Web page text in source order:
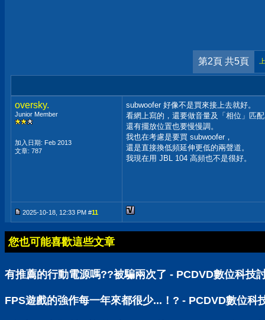
第2頁 共5頁
oversky.
Junior Member
加入日期: Feb 2013
文章: 787
subwoofer 好像不是買來接上去就好。
看網上寫的，還要做音量及「相位」匹
還有擺放位置也要慢慢調。
我也在考慮是要買 subwoofer，
還是直接換低頻延伸更低的兩聲道。
我現在用 JBL 104 高頻也不是很好。
2025-10-18, 12:33 PM #11
您也可能喜歡這些文章
有推薦的行動電源嗎??被騙兩次了 - PCDVD數位科技
FPS遊戲的強作每一年來都很少...！? - PCDVD數位科